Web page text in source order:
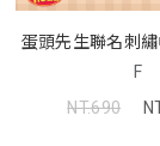
蛋頭先生聯名刺
F
NT.690